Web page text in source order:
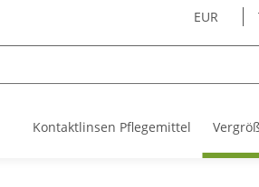
EUR
Kontaktlinsen Pflegemittel